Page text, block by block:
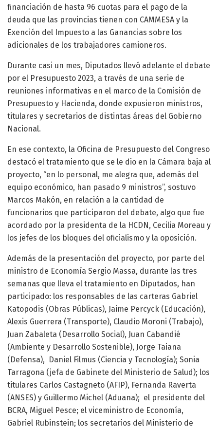
financiación de hasta 96 cuotas para el pago de la
deuda que las provincias tienen con CAMMESA y la
Exención del Impuesto a las Ganancias sobre los
adicionales de los trabajadores camioneros.
Durante casi un mes, Diputados llevó adelante el debate
por el Presupuesto 2023, a través de una serie de
reuniones informativas en el marco de la Comisión de
Presupuesto y Hacienda, donde expusieron ministros,
titulares y secretarios de distintas áreas del Gobierno
Nacional.
En ese contexto, la Oficina de Presupuesto del Congreso
destacó el tratamiento que se le dio en la Cámara baja al
proyecto, “en lo personal, me alegra que, además del
equipo económico, han pasado 9 ministros”, sostuvo
Marcos Makón, en relación a la cantidad de
funcionarios que participaron del debate, algo que fue
acordado por la presidenta de la HCDN, Cecilia Moreau y
los jefes de los bloques del oficialismo y la oposición.
Además de la presentación del proyecto, por parte del
ministro de Economía Sergio Massa, durante las tres
semanas que lleva el tratamiento en Diputados, han
participado: los responsables de las carteras Gabriel
Katopodis (Obras Públicas), Jaime Percyck (Educación),
Alexis Guerrera (Transporte), Claudio Moroni (Trabajo),
Juan Zabaleta (Desarrollo Social), Juan Cabandié
(Ambiente y Desarrollo Sostenible), Jorge Taiana
(Defensa), Daniel Filmus (Ciencia y Tecnología); Sonia
Tarragona (jefa de Gabinete del Ministerio de Salud); los
titulares Carlos Castagneto (AFIP), Fernanda Raverta
(ANSES) y Guillermo Michel (Aduana); el presidente del
BCRA, Miguel Pesce; el viceministro de Economía,
Gabriel Rubinstein; los secretarios del Ministerio de